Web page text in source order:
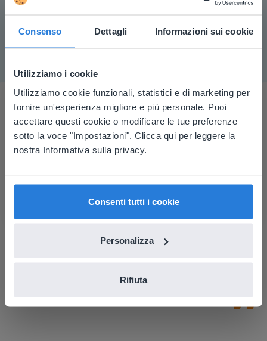
Consenso Dettagli Informazioni sui cookie
Utilizziamo i cookie
Utilizziamo cookie funzionali, statistici e di marketing per
fornire un'esperienza migliore e più personale. Puoi
accettare questi cookie o modificare le tue preferenze
sotto la voce "Impostazioni". Clicca qui per leggere la
nostra Informativa sulla privacy.
Consenti tutti i cookie
Personalizza
Rifiuta
immagine di sfondo dalla barra degli strumenti della
Cosa dicono gli insegnanti
È un ottimo strumento da utilizzare con la mia
lavagna e la didattica a distanza.
This website doesn't match
your location
Based on your location, we think you might
prefer to visit our English website. There you'll
English
Italiano